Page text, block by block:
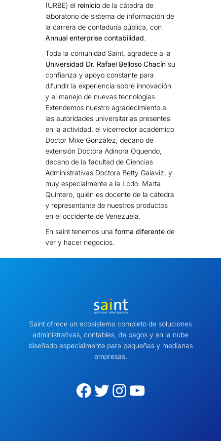
(URBE) el reiniciode la cátedra de
laboratorio de sistema de información de
la carrera de contaduría pública, con
Annual enterprise contabilidad.
Toda la comunidad Saint, agradece a la
Universidad Dr. Rafael Belloso Chacínsu
confianza y apoyo constante para
difundir la experiencia sobre innovación
y el manejo de nuevas tecnologías.
Extendemos nuestro agradecimiento a
las autoridades universitarias presentes
en la actividad, el vicerrector académico
Doctor Mike González, decano de
extensión Doctora Adinora Oquendo,
decano de la facultad de Ciencias
Administrativas Doctora Betty Galaviz, y
muy especialmente a la Lcdo. Marta
Quintero, quién es docente de la cátedra
y representante de nuestros productos
en el occidente de Venezuela.
En saint tenemos una forma diferentede
ver y hacer negocios.
Saint ofrece un ecosistema completo de soluciones
administrativas, contables, de pagos y en la nube
diseñado especialmente para pequeñas y medianas
empresas.
Facebook Twitter Instagram YouTube